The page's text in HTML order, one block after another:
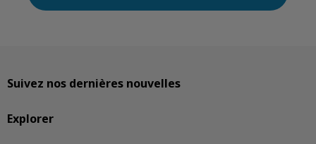
Explorer
Suivez nos dernières nouvelles